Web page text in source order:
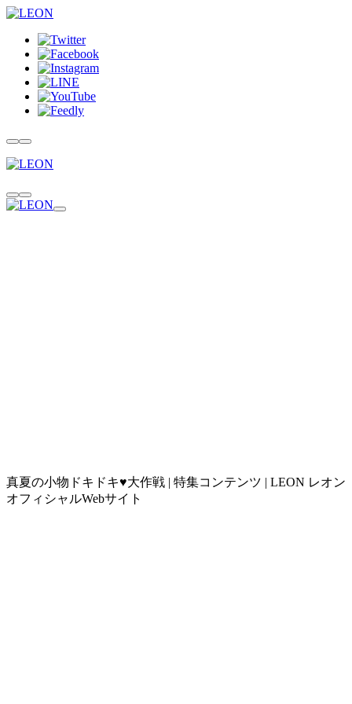
真夏の小物ドキドキ♥大作戦 | 特集コンテンツ | LEON レオン
オフィシャルWebサイト